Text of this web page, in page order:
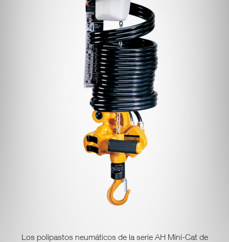
Los polipastos neumáticos de la serie AH Mini-Cat de